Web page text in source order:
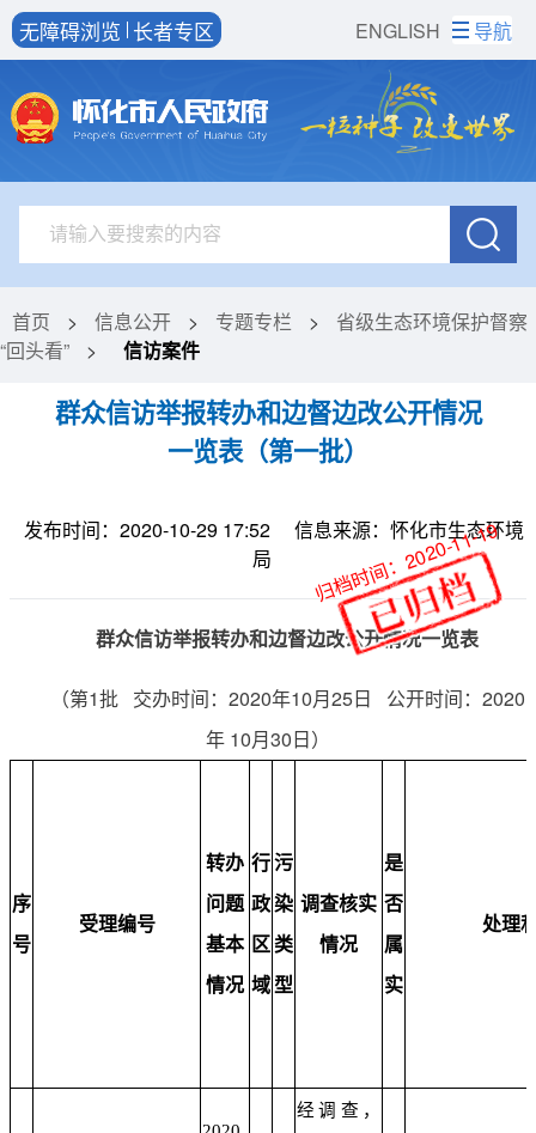
ENGLISH
无障碍浏览 长者专区 导航
首页 > 信息公开 > 专题专栏 >
省级生态环境保护督察
“回头看”
> 信访案件
群众信访举报转办和边督边改公开情况
一览表（第一批）
发布时间：2020-10-29 17:52
信息来源：怀化市生态环境
局
群众信访举报转办和边督边改公开情况一览表
（第1批 交办时间：2020年10月25日 公开时间：2020
年 10月30日）
序
号
受理编号
转办
问题
基本
情况
行
政
区
域
污
染
类
型
调查核实
情况
是
否
属
实
处理
经调查，
归档时间：2020-11-19